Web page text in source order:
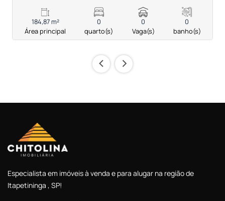
184,87 m²
Área principal
0
quarto(s)
0
Vaga(s)
0
banho(s)
‹ ›
Especialista em imóveis à venda e para alugar na região de
Itapetininga , SP!